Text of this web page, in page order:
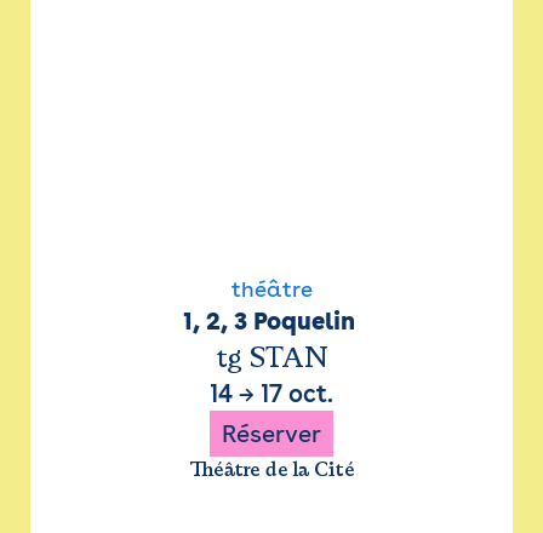
théâtre
1, 2, 3 Poquelin
tg STAN
14 → 17 oct.
Réserver
Théâtre de la Cité